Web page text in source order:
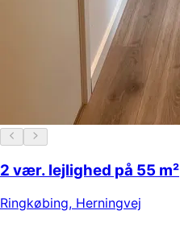
2 vær. lejlighed på 55 m²
Ringkøbing, Herningvej